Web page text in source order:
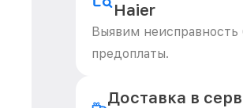
Haier
Выявим неисправность
предоплаты.
Доставка в